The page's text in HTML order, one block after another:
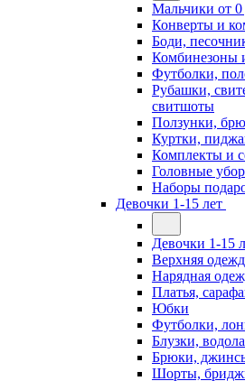
Мальчики от 0
Конверты и
Боди,
Комбинезоны
Футболки,
Рубашки,
свитшоты
Ползунки,
Куртки,
Комплекты и
Головные
Наборы
Девочки 1-15 лет
Девочки 1-15
Верхняя
Нарядная
Платья,
Юбки
Футболки,
Блузки,
Брюки,
Шорты,